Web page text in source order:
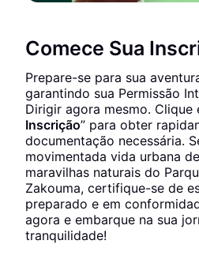
Comece Sua
Prepare-se para sua
garantindo sua Permissão
Dirigir agora mesmo. Clique
Inscrição” para obter
documentação necessária.
movimentada vida urbana
maravilhas naturais do
Zakouma, certifique-se de
preparado e em
agora e embarque na sua
tranquilidade!